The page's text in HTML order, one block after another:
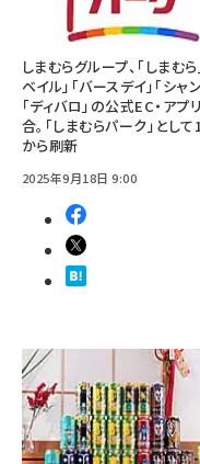
しまむらグループ、「しまむら
ベイル」「バースデイ」「シャ
「ディバロ」の公式EC・アプ
合。「しまむらパーク」とし
から刷新
2025年9月18日 9:00